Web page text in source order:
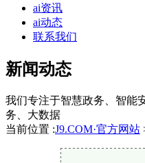
ai资讯
ai动态
联系我们
新闻动态
我们专注于智慧政务、智能
务、大数据
当前位置 :J9.COM·官方网站